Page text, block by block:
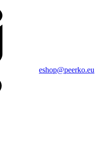
eshop@peerko.eu